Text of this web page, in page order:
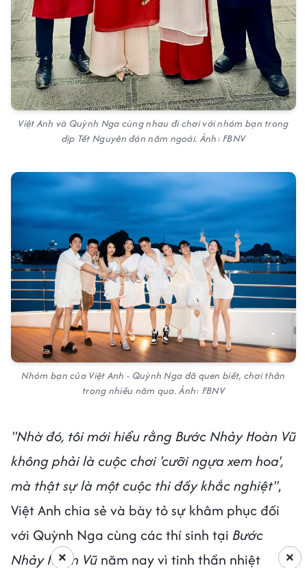
Việt Anh và Quỳnh Nga cùng nhau đi chơi với nhóm bạn trong
dịp Tết Nguyên đán năm ngoái. Ảnh: FBNV
Nhóm bạn của Việt Anh - Quỳnh Nga đã quen biết, chơi thân
trong nhiều năm qua. Ảnh: FBNV
"Nhờ đó, tôi mới hiểu rằng Bước Nhảy Hoàn Vũ
không phải là cuộc chơi 'cưỡi ngựa xem hoa',
mà thật sự là một cuộc thi đầy khắc nghiệt",
Việt Anh chia sẻ và bày tỏ sự khâm phục đối
với Quỳnh Nga cùng các thí sinh tại Bước
Nhảy Hoàn Vũ năm nay vì tinh thần nhiệt ×
×